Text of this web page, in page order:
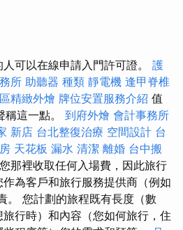
可以在線申請入門許可證。 護
所 助聽器 種類 靜電機 逢甲脊椎
精緻外燴 牌位安置服務介紹 值
這一點。 到府外燴 會計事務所
新店 台北整復治療 空間設計 台
天花板 漏水 清潔 離婚 台中搬
那裡收取任何入場費，因此旅行
為客戶和旅行服務提供商（例如
。 您計劃的旅程既有長度（數
行時）和內容（您如何旅行，住